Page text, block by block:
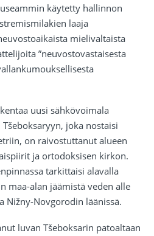
käytetty hallinnon
laaja
mielivaltaista
”neuvostovastaisesta
uusi sähkövoimala
joka nostaisi
on raivostuttanut alueen
ja ortodoksisen kirkon.
tarkittaisi alavalla
maa-alan jäämistä veden alle
Nižny-Novgorodin läänissä.
luvan Tšeboksarin patoaltaan